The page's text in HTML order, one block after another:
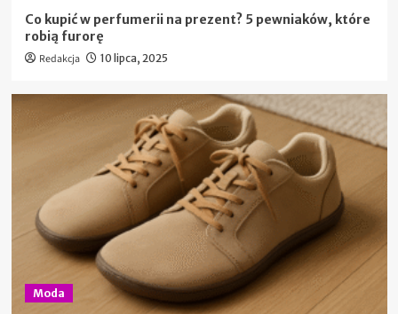
Co kupić w perfumerii na prezent? 5 pewniaków, które
robią furorę
Redakcja 10 lipca, 2025
Moda